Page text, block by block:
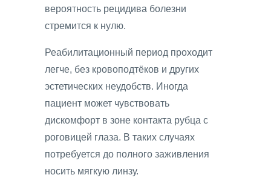
вероятность рецидива болезни
стремится к нулю.
Реабилитационный период проходит
легче, без кровоподтёков и других
эстетических неудобств. Иногда
пациент может чувствовать
дискомфорт в зоне контакта рубца с
роговицей глаза. В таких случаях
потребуется до полного заживления
носить мягкую линзу.